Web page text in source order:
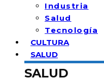
Industria
Salud
Tecnología
CULTURA
SALUD
SALUD